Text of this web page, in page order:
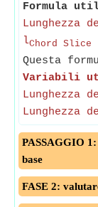
Formula
Lunghezza
lChord Slice
Questa
Variabili
Lunghezza
Lunghezza
PASSAGGIO
base
FASE 2: